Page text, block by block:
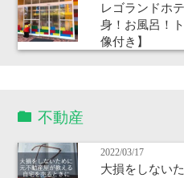
レゴランドホ
身！お風呂！
像付き】
不動産
2022/03/17
大損をしない